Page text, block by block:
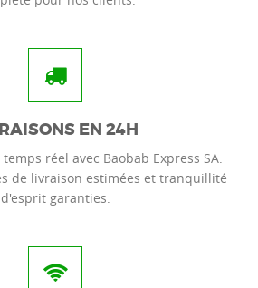
EN 24H
réel avec Baobab Express SA.
de livraison estimées et tranquillité
d'esprit garanties.